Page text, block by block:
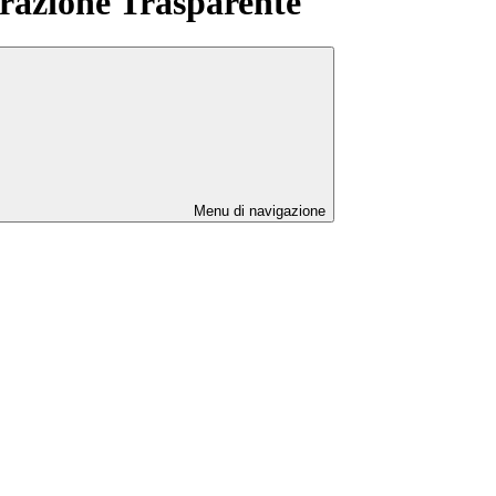
Menu di navigazione